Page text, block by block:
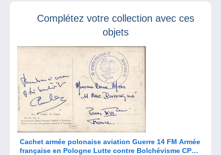
Complétez votre collection avec ces
objets
Cachet armée polonaise aviation Guerre 14 FM Armée
française en Pologne Lutte contre Bolchévisme CP